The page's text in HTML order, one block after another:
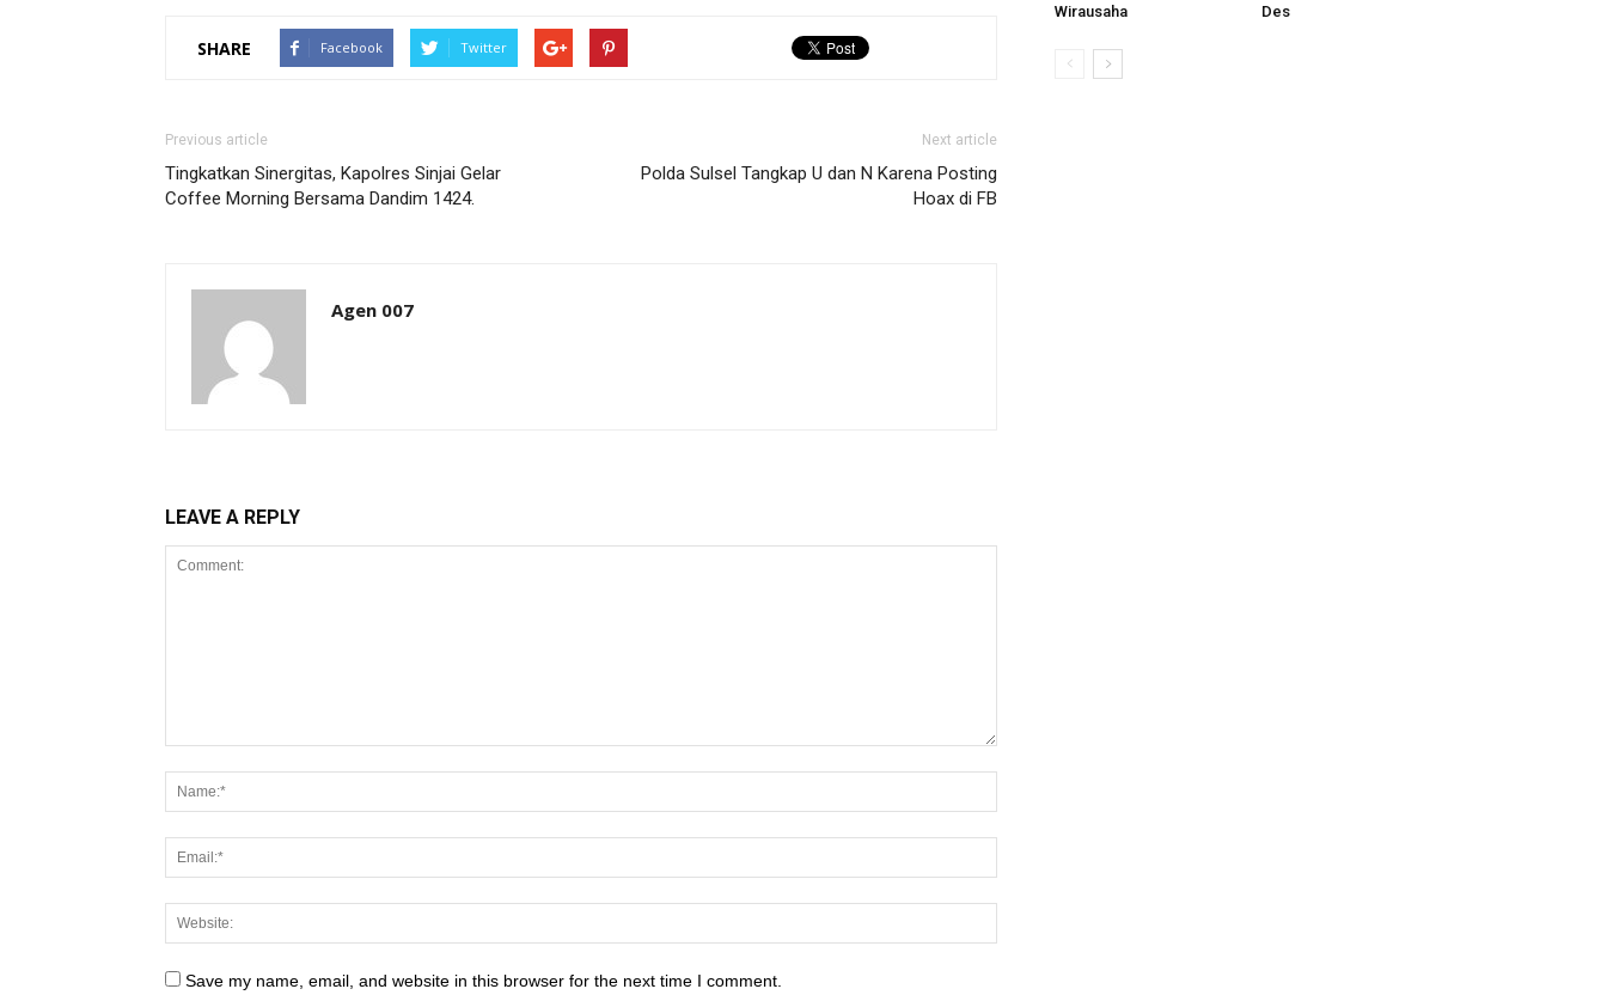
SHARE Facebook Twitter
Previous article
Tingkatkan Sinergitas, Kapolres Sinjai Gelar
Coffee Morning Bersama Dandim 1424.
Next article
Polda Sulsel Tangkap U dan N Karena Posting
Hoax di FB
Agen 007
LEAVE A REPLY
Save my name, email, and website in this browser for the next time I comment.
Wirausaha
Des